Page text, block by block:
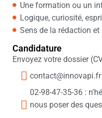
Une formation ou un
Logique, curiosité,
Sens de la rédaction
Candidature
Envoyez votre dossier
contact@innovapi.fr
02-98-47-35-36 :
nous poser des